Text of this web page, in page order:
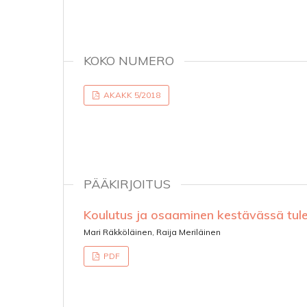
KOKO NUMERO
AKAKK 5/2018
PÄÄKIRJOITUS
Koulutus ja osaaminen kestävässä
Mari Räkköläinen, Raija Meriläinen
PDF